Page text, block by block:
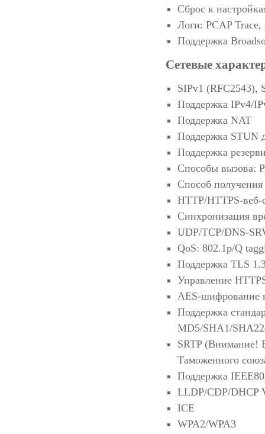
Сброс к
Логи: PCAP Trace,
Поддержка
Сетевые
SIPv1 (RFC2543),
Поддержка IPv4/
Поддержка NAT
Поддержка STUN
Поддержка
Способы вызова:
Способ
HTTP/HTTPS-веб-
Синхронизация
UDP/TCP/DNS-
QoS: 802.1p/Q
Поддержка TLS
Управление
AES-шифрование
Поддержка
MD5/SHA1/
SRTP (Внимание!
Таможенного
Поддержка
LLDP/CDP/DHCP
ICE
WPA2/WPA3